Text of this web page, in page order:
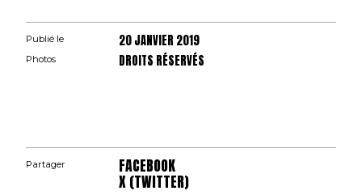
Publié le 20 JANVIER 2019
Photos DROITS RÉSERVÉS
Partager FACEBOOK
X (TWITTER)